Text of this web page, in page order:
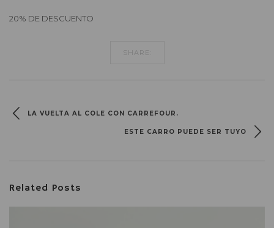
20% DE DESCUENTO
SHARE:
LA VUELTA AL COLE CON CARREFOUR.
ESTE CARRO PUEDE SER TUYO
Related Posts